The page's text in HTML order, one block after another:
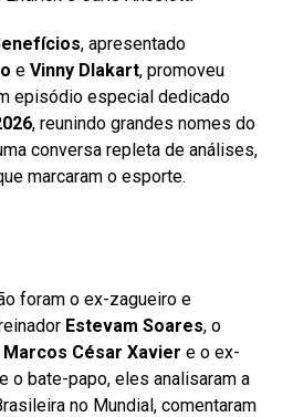
, apresentado
e Vinny Dlakart, promoveu
episódio especial dedicado
, reunindo grandes nomes do
conversa repleta de análises,
marcaram o esporte.
foram o ex-zagueiro e
Estevam Soares, o
Marcos César Xavier e o ex-
o bate-papo, eles analisaram a
no Mundial, comentaram